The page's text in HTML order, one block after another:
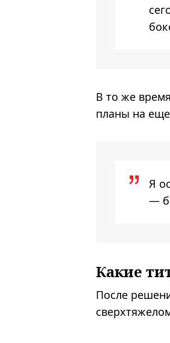
В то же
планы на
Я
—
Какие
После